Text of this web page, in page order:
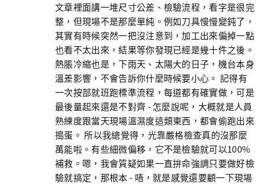
文章裡面講一堆尺寸公差、檢驗流程，看字是很完
整，但現場不是那麼單純。例如刀具慢慢變鈍了，
其實有時候突然一把沒注意到，加工出來偏掉一點
也看不太出來，結果等你發現已經是幾十件之後。
熱脹冷縮也是，下雨天、太陽大的日子，機台本身
溫差影響，不會告訴你什麼時候要小心。 記得有
一次按部就班跑標準流程，每道都有確實做，可是
最後量起來還是不對齊 - 怎麼說呢，大概就是人員
熟練度跟當天現場溫濕度這類東西，都會偷跑出來
搗蛋。 所以我總覺得，光靠嚴格檢查真的沒那麼
萬能啦。有些細微偏移，它不是檢驗就可以100%
補救。嗯，我會質疑如果一直拚命強調只要做好檢
驗就搞定，那根本 - 唔，就是感覺還要顧一下現場